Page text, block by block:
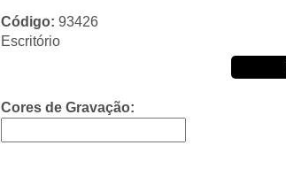
Código: 93426
Escritório
Cores de Gravação: